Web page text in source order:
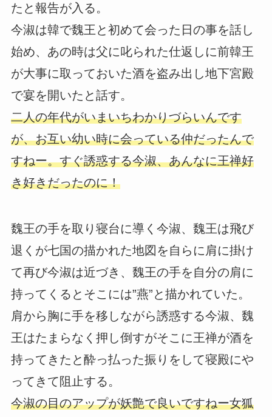
たと報告が入る。
今淑は韓で魏王と初めて会った日の事を話し
始め、あの時は父に叱られた仕返しに前韓王
が大事に取っておいた酒を盗み出し地下宮殿
で宴を開いたと話す。
二人の年代がいまいちわかりづらいんです
が、お互い幼い時に会っている仲だったんで
すねー。すぐ誘惑する今淑、あんなに王禅好
き好きだったのに！
魏王の手を取り寝台に導く今淑、魏王は飛び
退くが七国の描かれた地図を自らに肩に掛け
て再び今淑は近づき、魏王の手を自分の肩に
持ってくるとそこには”燕”と描かれていた。
肩から胸に手を移しながら誘惑する今淑、魏
王はたまらなく押し倒すがそこに王禅が酒を
持ってきたと酔っ払った振りをして寝殿にや
ってきて阻止する。
今淑の目のアップが妖艶で良いですねー女狐